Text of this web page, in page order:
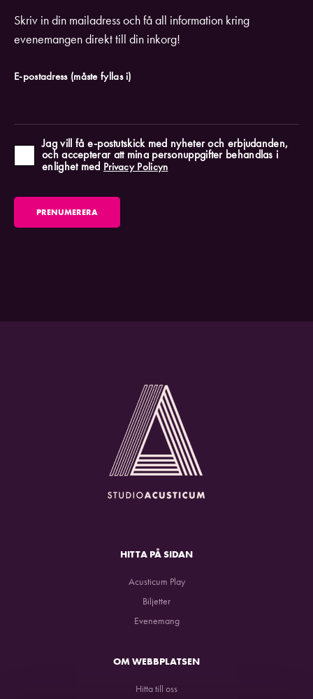
Skriv in din mailadress och få all information kring
evenemangen direkt till din inkorg!
E-postadress (måste fyllas i)
Jag vill få e-postutskick med nyheter och erbjudanden,
och accepterar att mina personuppgifter behandlas i
enlighet med Privacy Policyn
PRENUMERERA
HITTA PÅ SIDAN
Acusticum Play
Biljetter
Evenemang
OM WEBBPLATSEN
Hitta till oss